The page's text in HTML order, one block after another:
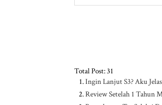
Total Post: 31
Ingin Lanjut S3? Aku
Review Setelah 1 Tahun